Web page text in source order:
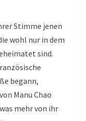
Stimme jenen
wohl nur in dem
sind.
begann,
Manu Chao
mehr von ihr